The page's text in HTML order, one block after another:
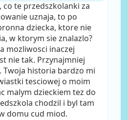
co te przedszkolanki za
uznaja, to po
dziecka, ktore nie
w ktorym sie znalazlo?
mozliwosci inaczej
nie tak. Przynajmniej
Twoja historia bardzo mi
tesciowej o moim
malym dzieckiem tez do
chodzil i byl tam
domu cud miod.